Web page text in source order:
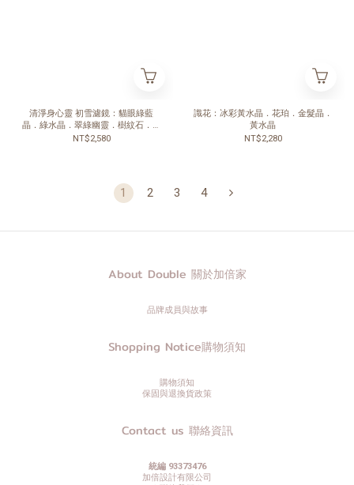
清淨身心靈 初雪濾鏡：貓眼綠藍
晶．綠水晶．翠綠幽靈．樹紋石．葡
萄石
NT$2,580
識花：冰彩黃水晶．花珀．金髮晶．
黃水晶
NT$2,280
1 2 3 4
About Double 關於加倍家
品牌成員與故事
Shopping Notice購物須知
購物須知
保固與退換貨政策
Contact us 聯絡資訊
統編 93373476
加倍設計有限公司